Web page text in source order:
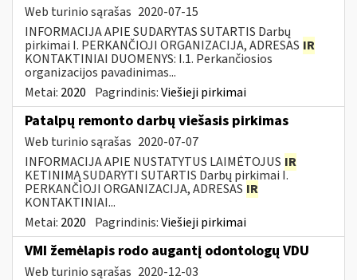
Web turinio sąrašas 2020-07-15
INFORMACIJA APIE SUDARYTAS SUTARTIS Darbų
pirkimai I. PERKANČIOJI ORGANIZACIJA, ADRESAS IR
KONTAKTINIAI DUOMENYS: I.1. Perkančiosios
organizacijos pavadinimas...
Metai: 2020 Pagrindinis:Viešieji pirkimai
Patalpų remonto darbų viešasis pirkimas
Web turinio sąrašas 2020-07-07
INFORMACIJA APIE NUSTATYTUS LAIMĖTOJUS IR
KETINIMĄ SUDARYTI SUTARTIS Darbų pirkimai I.
PERKANČIOJI ORGANIZACIJA, ADRESAS IR
KONTAKTINIAI...
Metai: 2020 Pagrindinis:Viešieji pirkimai
VMI žemėlapis rodo augantį odontologų VDU
Web turinio sąrašas 2020-12-03